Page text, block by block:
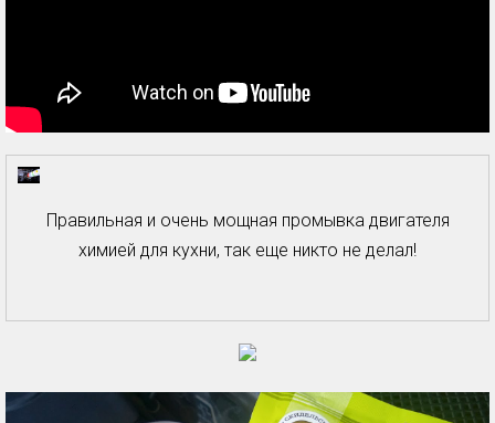
Правильная и очень мощная промывка двигателя
химией для кухни, так еще никто не делал!